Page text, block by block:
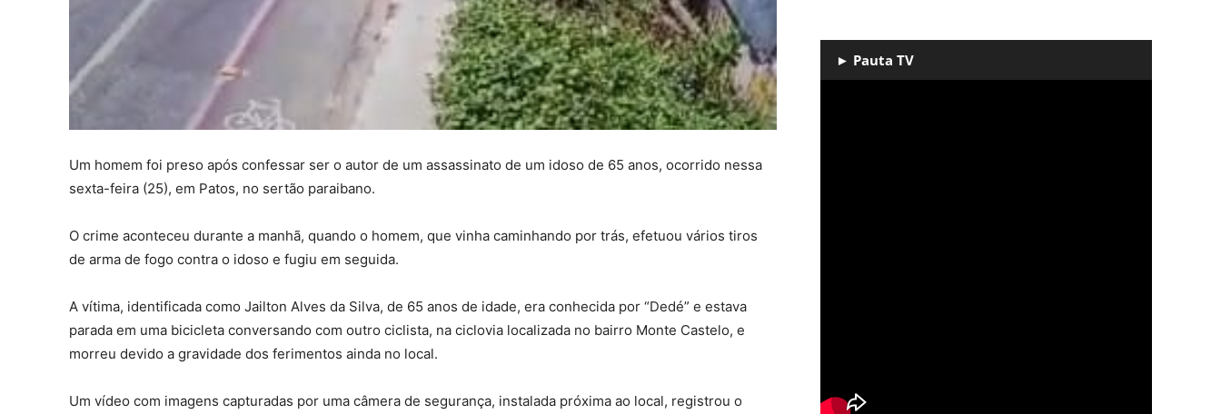
Um homem foi preso após confessar ser o autor de um assassinato de um idoso de 65 anos, ocorrido nessa
sexta-feira (25), em Patos, no sertão paraibano.
O crime aconteceu durante a manhã, quando o homem, que vinha caminhando por trás, efetuou vários tiros
de arma de fogo contra o idoso e fugiu em seguida.
A vítima, identificada como Jailton Alves da Silva, de 65 anos de idade, era conhecida por “Dedé” e estava
parada em uma bicicleta conversando com outro ciclista, na ciclovia localizada no bairro Monte Castelo, e
morreu devido a gravidade dos ferimentos ainda no local.
Um vídeo com imagens capturadas por uma câmera de segurança, instalada próxima ao local, registrou o
► Pauta TV